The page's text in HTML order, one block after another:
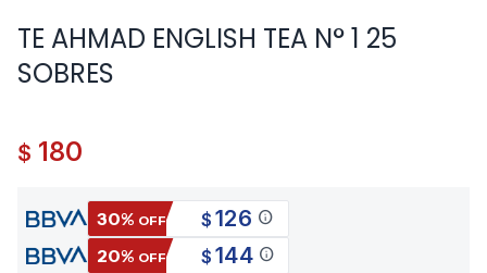
TE AHMAD ENGLISH TEA N° 1 25
SOBRES
$ 180
30% OFF $ 126 info
20% OFF $ 144 info